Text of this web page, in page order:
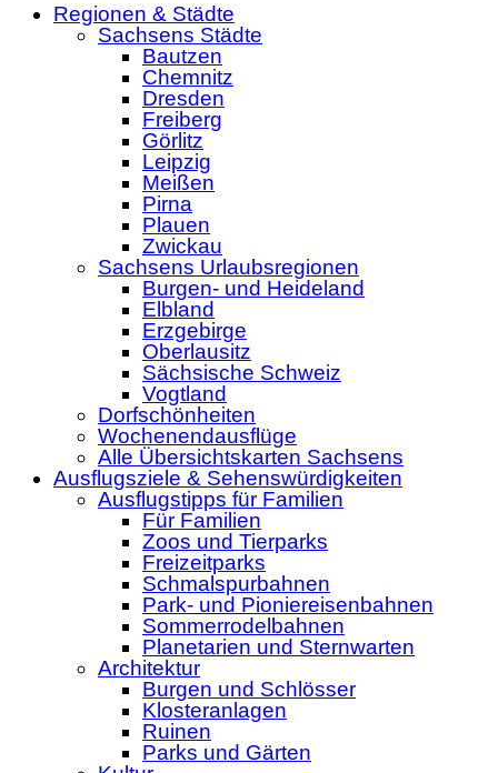
Regionen & Städte
Sachsens Städte
Bautzen
Chemnitz
Dresden
Freiberg
Görlitz
Leipzig
Meißen
Pirna
Plauen
Zwickau
Sachsens Urlaubsregionen
Burgen- und Heideland
Elbland
Erzgebirge
Oberlausitz
Sächsische Schweiz
Vogtland
Dorfschönheiten
Wochenendausflüge
Alle Übersichtskarten Sachsens
Ausflugsziele & Sehenswürdigkeiten
Ausflugstipps für Familien
Für Familien
Zoos und Tierparks
Freizeitparks
Schmalspurbahnen
Park- und Pioniereisenbahnen
Sommerrodelbahnen
Planetarien und Sternwarten
Architektur
Burgen und Schlösser
Klosteranlagen
Ruinen
Parks und Gärten